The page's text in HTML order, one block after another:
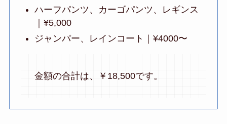
ハーフパンツ、カーゴパンツ、レギンス
｜¥5,000
ジャンパー、レインコート｜¥4000〜
金額の合計は、￥18,500です。